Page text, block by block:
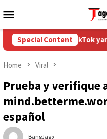
to
Menu
Special Content
Akun TikTok yang
Home Viral
Prueba y verifique
español
BangJago